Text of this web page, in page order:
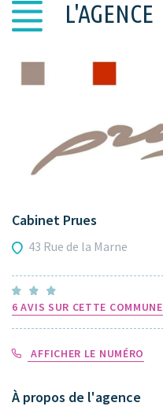
L'AGENCE
Cabinet Prues
43 Rue de la Marne
6 AVIS SUR CETTE COMMUNE
AFFICHER LE NUMÉRO
À propos de l'agence